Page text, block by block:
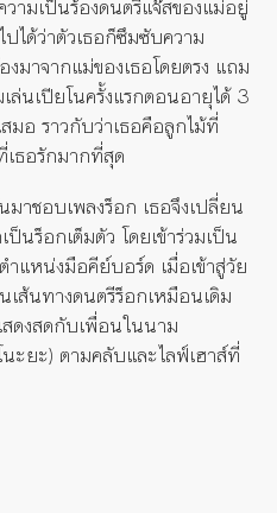
ามเป็นร้องดนตรีแจ๊สของแม่อยู่
ได้ว่าตัวเธอก็ซึมซับความ
มาจากแม่ของเธอโดยตรง แถม
นเปียโนครั้งแรกตอนอายุได้ 3
มอ ราวกับว่าเธอคือลูกไม้ที่
ธอรักมากที่สุด
ชอบเพลงร็อก เธอจึงเปลี่ยน
นร็อกเต็มตัว โดยเข้าร่วมเป็น
ำแหน่งมือคีย์บอร์ด เมื่อเข้าสู่วัย
ส้นทางดนตรีร็อกเหมือนเดิม
สดงสดกับเพื่อนในนาม
นะยะ) ตามคลับและไลฟ์เฮาส์ที่